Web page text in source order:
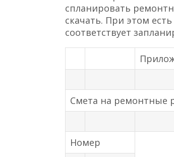
спланировать
скачать. При этом
соответствует
Смета на ремонтные
Номер